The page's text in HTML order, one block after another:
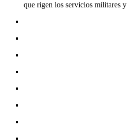
que rigen los servicios militares